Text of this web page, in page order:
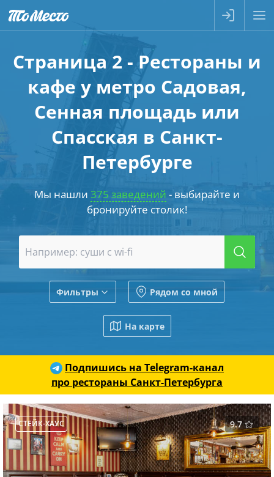
Страница 2 - Рестораны и
кафе у метро Садовая,
Сенная площадь или
Спасская в Санкт-
Петербурге
Мы нашли 375 заведений - выбирайте и
бронируйте столик!
Фильтры Рядом со мной
На карте
Подпишись на Telegram-канал
про рестораны Санкт-Петербурга
9.7
СТЕЙК-ХАУС